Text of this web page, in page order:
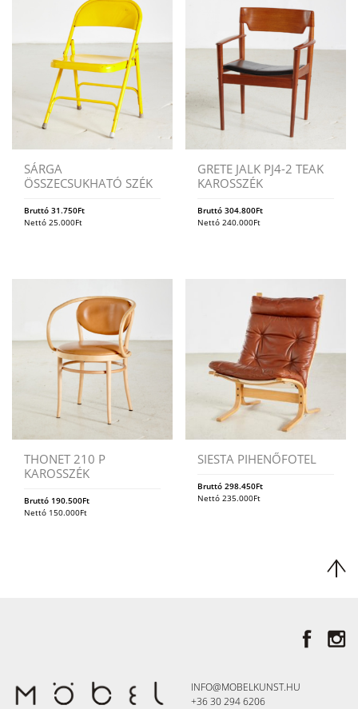
SÁRGA
ÖSSZECSUKHATÓ SZÉK
Bruttó 31.750Ft
Nettó 25.000Ft
GRETE JALK PJ4-2 TEAK
KAROSSZÉK
Bruttó304.800Ft
Nettó240.000Ft
THONET 210 P
KAROSSZÉK
Bruttó 190.500Ft
Nettó 150.000Ft
SIESTA PIHENŐFOTEL
Bruttó298.450Ft
Nettó235.000Ft
INFO@MOBELKUNST.HU
+36 30 294 6206